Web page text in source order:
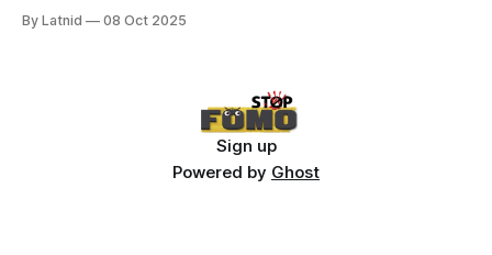
By Latnid 08 Oct 2025
Sign up
Powered by Ghost